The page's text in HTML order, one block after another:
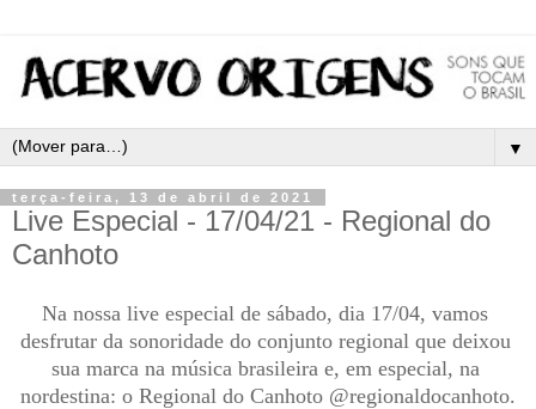
▼
terça-feira, 13 de abril de 2021
Live Especial - 17/04/21 - Regional do
Canhoto
Na nossa live especial de sábado, dia 17/04, vamos
desfrutar da sonoridade do conjunto regional que deixou
sua marca na música brasileira e, em especial, na
nordestina: o Regional do Canhoto @regionaldocanhoto.